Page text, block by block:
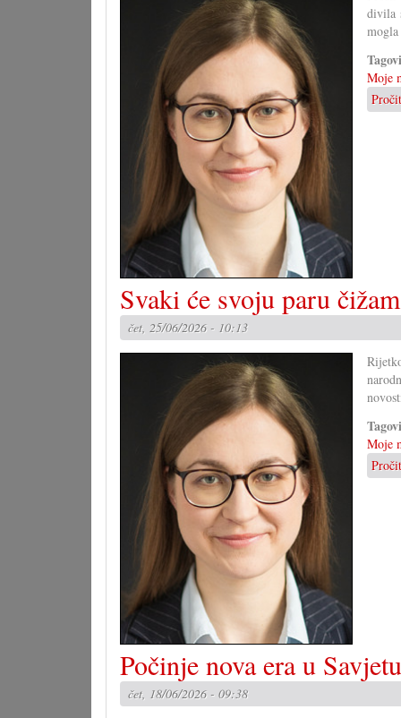
divila
Moje
Svaki će svoju paru
čet, 25/06/2026 - 10:13
Moje
Počinje nova era u
čet, 18/06/2026 - 09:38